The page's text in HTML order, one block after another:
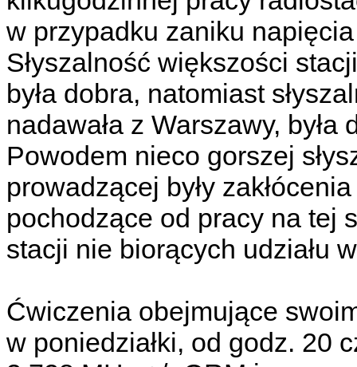
w przypadku zaniku
Słyszalność większości
była dobra, natomiast
nadawała z Warszawy, była
Powodem nieco gorszej
prowadzącej były
pochodzące od pracy na tej
stacji nie biorących udziału
Ćwiczenia obejmujące
w poniedziałki, od godz. 20